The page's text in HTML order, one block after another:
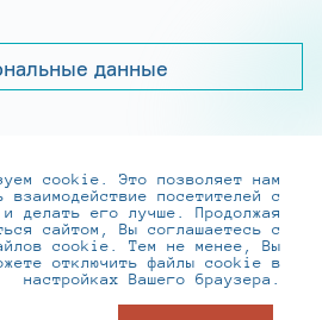
данные
6192, 8-800-250-0-260
,hr@infotecs.ru
Отрадная ул., 2Б строение 1
cookie. Это позволяет нам
взаимодействие посетителей с
и делать его лучше. Продолжая
сайтом, Вы соглашаетесь с
cookie. Тем не менее, Вы
отключить файлы cookie в
настройках Вашего браузера.